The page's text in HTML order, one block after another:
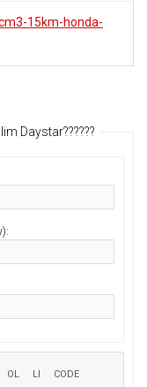
15km-honda-
Daystar??????